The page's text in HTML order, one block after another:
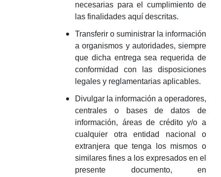
necesarias para el cumplimiento de
las finalidades aquí descritas.
Transferir o suministrar la información
a organismos y autoridades, siempre
que dicha entrega sea requerida de
conformidad con las disposiciones
legales y reglamentarias aplicables.
Divulgar la información a operadores,
centrales o bases de datos de
información, áreas de crédito y/o a
cualquier otra entidad nacional o
extranjera que tenga los mismos o
similares fines a los expresados en el
presente documento, en